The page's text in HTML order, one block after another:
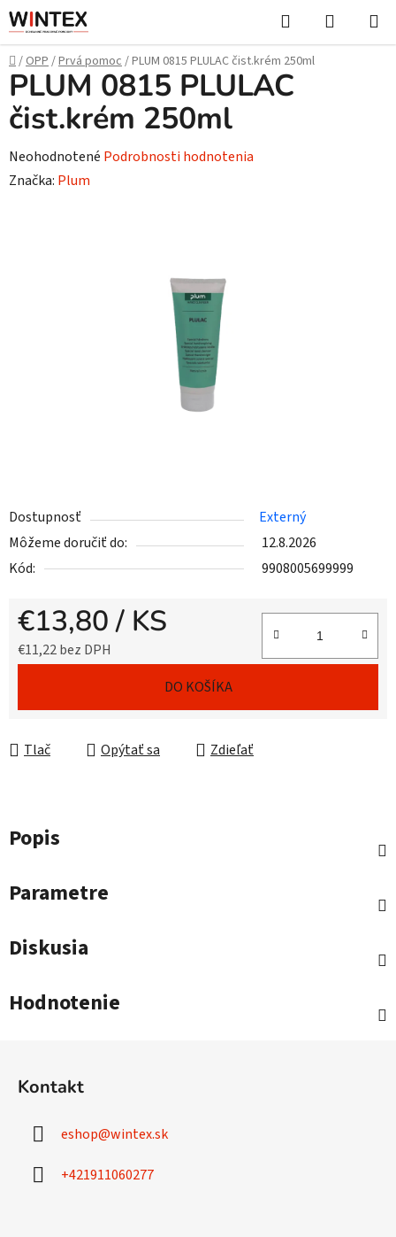
Prejsť
na
obsah
Hľadať
KOŠÍK
Domov
/OPP/Prvá pomoc/PLUM 0815 PLULAC čist.krém 250ml
Dostupnosť
Externý
Môžeme doručiť do:
12.8.2026
Kód:
9908005699999
€13,80/ KS
€11,22 bez DPH
DO KOŠÍKA
Tlač Opýtať sa Zdieľať
PLUM 0815 PLULAC
čist.krém 250ml
Priemerné
hodnotenie
Neohodnotené Podrobnosti hodnotenia
Značka: Plum
Popis
Parametre
Diskusia
Hodnotenie
Kontakt
eshop@wintex.sk
+421911060277